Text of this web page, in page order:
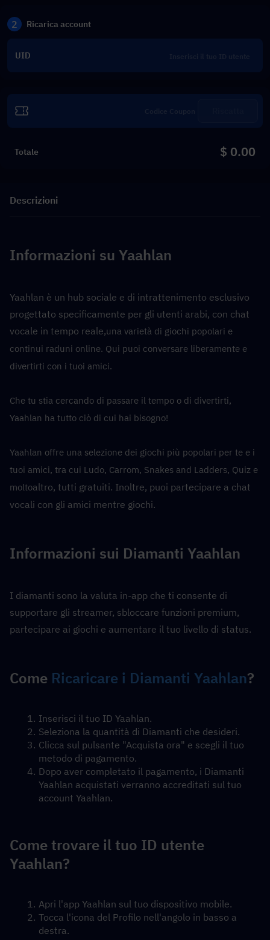
2 Ricarica account
UID
Totale $ 0.00
Descrizioni
Informazioni su Yaahlan
Yaahlan è un hub sociale e di intrattenimento esclusivo
progettato specificamente per gli utenti arabi, con chat
vocale in tempo reale,una varietà di giochi popolari e
continui raduni online. Qui puoi conversare liberamente e
divertirti con i tuoi amici.
Che tu stia cercando di passare il tempo o di divertirti,
Yaahlan ha tutto ciò di cui hai bisogno!
Yaahlan offre una selezione dei giochi più popolari per te e i
tuoi amici, tra cui Ludo, Carrom, Snakes and Ladders, Quiz e
moltoaltro, tutti gratuiti. Inoltre, puoi partecipare a chat
vocali con gli amici mentre giochi.
Informazioni sui Diamanti Yaahlan
I diamanti sono la valuta in-app che ti consente di
supportare gli streamer, sbloccare funzioni premium,
partecipare ai giochi e aumentare il tuo livello di status.
Come Ricaricare i Diamanti Yaahlan?
Inserisci il tuo ID Yaahlan.
Seleziona la quantità di Diamanti che desideri.
Clicca sul pulsante "Acquista ora" e scegli il tuo
metodo di pagamento.
Dopo aver completato il pagamento, i Diamanti
Yaahlan acquistati verranno accreditati sul tuo
account Yaahlan.
Come trovare il tuo ID utente
Yaahlan?
Apri l'app Yaahlan sul tuo dispositivo mobile.
Tocca l'icona del Profilo nell'angolo in basso a
destra.